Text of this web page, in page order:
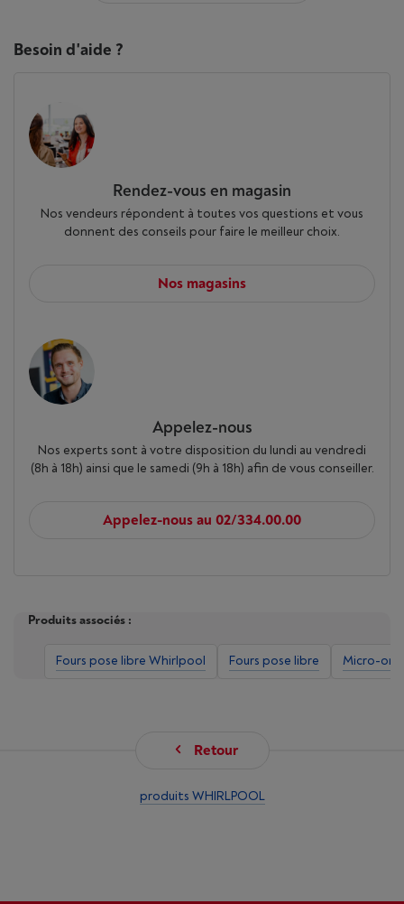
Besoin d'aide ?
Rendez-vous en magasin
Nos vendeurs répondent à toutes vos questions et vous
donnent des conseils pour faire le meilleur choix.
Nos magasins
Appelez-nous
Nos experts sont à votre disposition du lundi au vendredi
(8h à 18h) ainsi que le samedi (9h à 18h) afin de vous conseiller.
Appelez-nous au 02/334.00.00
Produits associés :
Fours pose libre Whirlpool Fours pose libre Micro-
Retour
produits WHIRLPOOL